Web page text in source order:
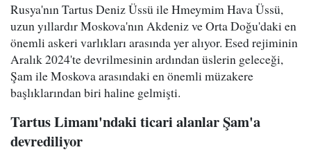
Rusya'nın Tartus Deniz Üssü ile Hmeymim Hava Üssü,
uzun yıllardır Moskova'nın Akdeniz ve Orta Doğu'daki en
önemli askeri varlıkları arasında yer alıyor. Esed rejiminin
Aralık 2024'te devrilmesinin ardından üslerin geleceği,
Şam ile Moskova arasındaki en önemli müzakere
başlıklarından biri haline gelmişti.
Tartus Limanı'ndaki ticari alanlar Şam'a
devrediliyor